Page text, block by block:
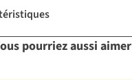
pourriez aussi aimer